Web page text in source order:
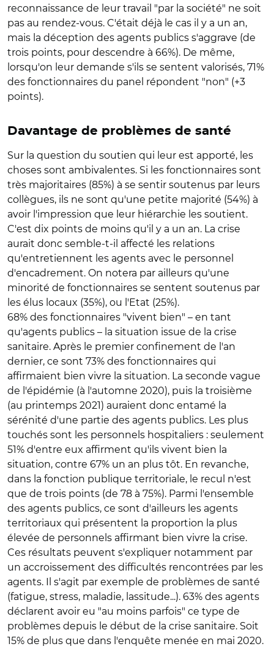
reconnaissance de leur travail "par la société" ne soit
pas au rendez-vous. C'était déjà le cas il y a un an,
mais la déception des agents publics s'aggrave (de
trois points, pour descendre à 66%). De même,
lorsqu'on leur demande s'ils se sentent valorisés, 71%
des fonctionnaires du panel répondent "non" (+3
points).
Davantage de problèmes de santé
Sur la question du soutien qui leur est apporté, les
choses sont ambivalentes. Si les fonctionnaires sont
très majoritaires (85%) à se sentir soutenus par leurs
collègues, ils ne sont qu'une petite majorité (54%) à
avoir l'impression que leur hiérarchie les soutient.
C'est dix points de moins qu'il y a un an. La crise
aurait donc semble-t-il affecté les relations
qu'entretiennent les agents avec le personnel
d'encadrement. On notera par ailleurs qu'une
minorité de fonctionnaires se sentent soutenus par
les élus locaux (35%), ou l'Etat (25%).
68% des fonctionnaires "vivent bien" – en tant
qu'agents publics – la situation issue de la crise
sanitaire. Après le premier confinement de l'an
dernier, ce sont 73% des fonctionnaires qui
affirmaient bien vivre la situation. La seconde vague
de l'épidémie (à l'automne 2020), puis la troisième
(au printemps 2021) auraient donc entamé la
sérénité d'une partie des agents publics. Les plus
touchés sont les personnels hospitaliers : seulement
51% d'entre eux affirment qu'ils vivent bien la
situation, contre 67% un an plus tôt. En revanche,
dans la fonction publique territoriale, le recul n'est
que de trois points (de 78 à 75%). Parmi l'ensemble
des agents publics, ce sont d'ailleurs les agents
territoriaux qui présentent la proportion la plus
élevée de personnels affirmant bien vivre la crise.
Ces résultats peuvent s'expliquer notamment par
un accroissement des difficultés rencontrées par les
agents. Il s'agit par exemple de problèmes de santé
(fatigue, stress, maladie, lassitude...). 63% des agents
déclarent avoir eu "au moins parfois" ce type de
problèmes depuis le début de la crise sanitaire. Soit
15% de plus que dans l'enquête menée en mai 2020.